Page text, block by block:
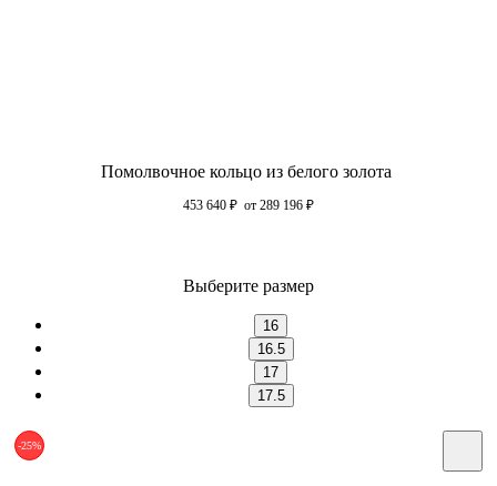
Помолвочное кольцо из белого золота
453 640 ₽ от 289 196 ₽
Выберите размер
16
16.5
17
17.5
-25%